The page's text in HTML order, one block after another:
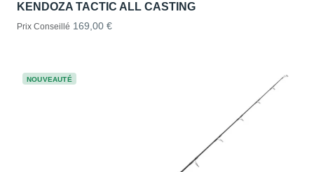
KENDOZA TACTIC ALL CASTING
Prix Conseillé 169,00 €
NOUVEAUTÉ